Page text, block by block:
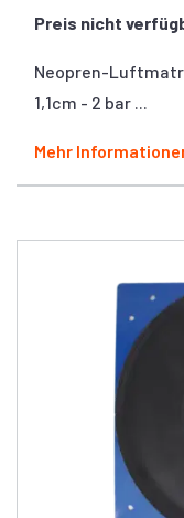
Preis nicht
Neopren-
1,1cm - 2 bar ...
Mehr